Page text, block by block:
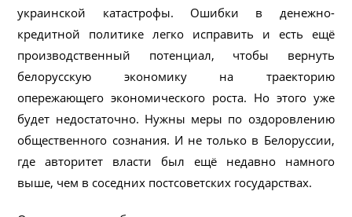
украинской катастрофы. Ошибки в денежно-
кредитной политике легко исправить и есть ещё
производственный потенциал, чтобы вернуть
белорусскую экономику на траекторию
опережающего экономического роста. Но этого уже
будет недостаточно. Нужны меры по оздоровлению
общественного сознания. И не только в Белоруссии,
где авторитет власти был ещё недавно намного
выше, чем в соседних постсоветских государствах.